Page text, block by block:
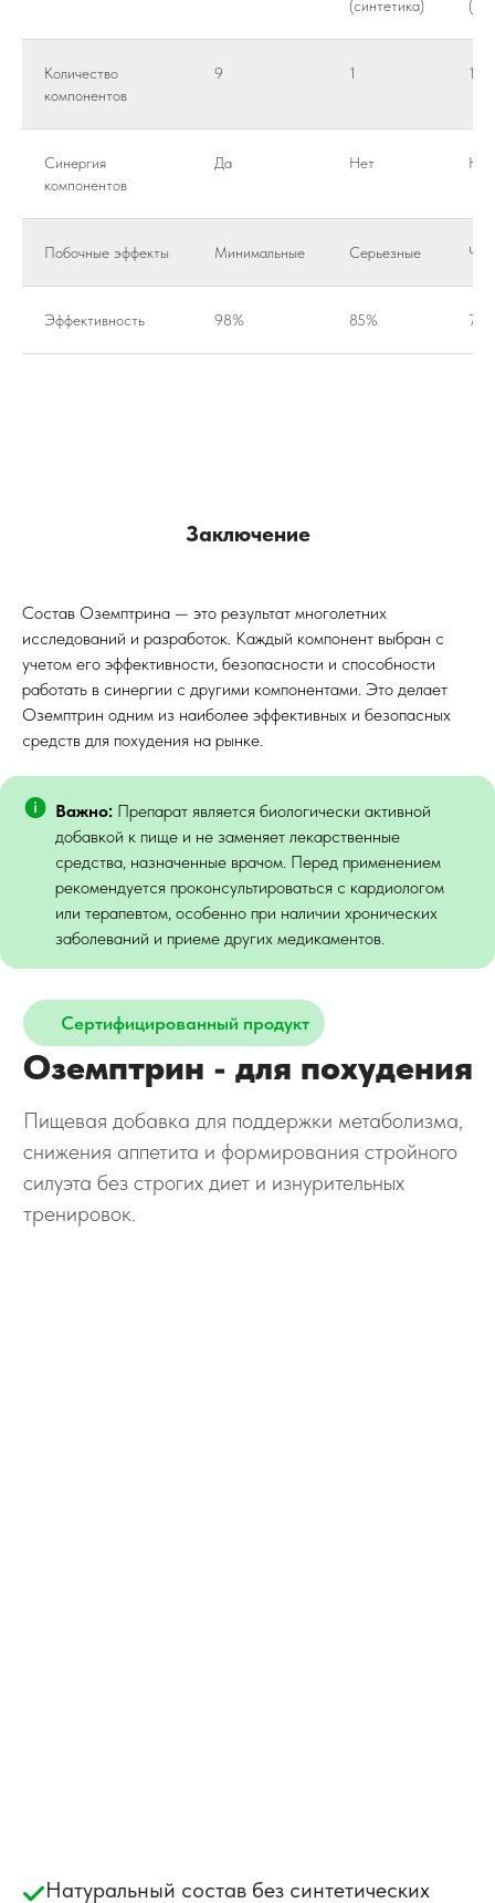
(синтетика)
Количество
компонентов
9 1 1
Синергия
компонентов
Да Нет Нет
Побочные эффекты Минимальные Серьезные
Эффективность 98% 85%
Заключение
Состав Оземптрина — это результат многолетних
исследований и разработок. Каждый компонент выбран с
учетом его эффективности, безопасности и способности
работать в синергии с другими компонентами. Это делает
Оземптрин одним из наиболее эффективных и безопасных
средств для похудения на рынке.
Важно: Препарат является биологически активной
добавкой к пище и не заменяет лекарственные
средства, назначенные врачом. Перед применением
рекомендуется проконсультироваться с кардиологом
или терапевтом, особенно при наличии хронических
заболеваний и приеме других медикаментов.